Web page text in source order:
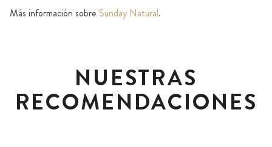
Más información sobre Sunday Natural.
NUESTRAS
RECOMENDACIONES